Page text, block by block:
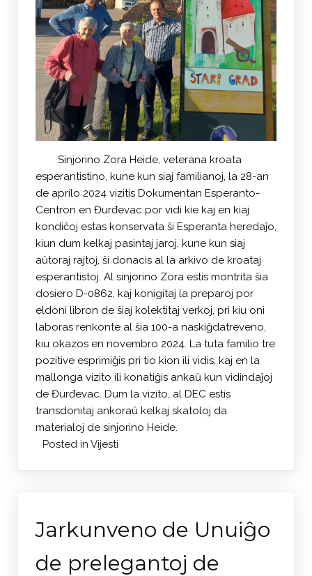
Sinjorino Zora Heide, veterana kroata
esperantistino, kune kun siaj familianoj, la 28-an
de aprilo 2024 vizitis Dokumentan Esperanto-
Centron en Đurđevac por vidi kie kaj en kiaj
kondiĉoj estas konservata ŝi Esperanta heredaĵo,
kiun dum kelkaj pasintaj jaroj, kune kun siaj
aŭtoraj rajtoj, ŝi donacis al la arkivo de kroataj
esperantistoj. Al sinjorino Zora estis montrita ŝia
dosiero D-0862, kaj konigitaj la preparoj por
eldoni libron de ŝiaj kolektitaj verkoj, pri kiu oni
laboras renkonte al ŝia 100-a naskiĝdatreveno,
kiu okazos en novembro 2024. La tuta familio tre
pozitive esprimiĝis pri tio kion ili vidis, kaj en la
mallonga vizito ili konatiĝis ankaŭ kun vidindaĵoj
de Đurđevac. Dum la vizito, al DEC estis
transdonitaj ankoraŭ kelkaj skatoloj da
materialoj de sinjorino Heide.
Posted in Vijesti
Jarkunveno de Unuiĝo
de prelegantoj de